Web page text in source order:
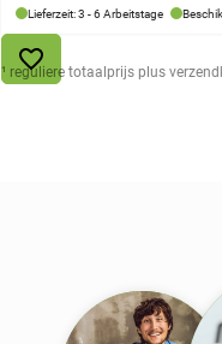
Lieferzeit: 3 - 6 Arbeitstage
¹ reguliere totaalprijs plus